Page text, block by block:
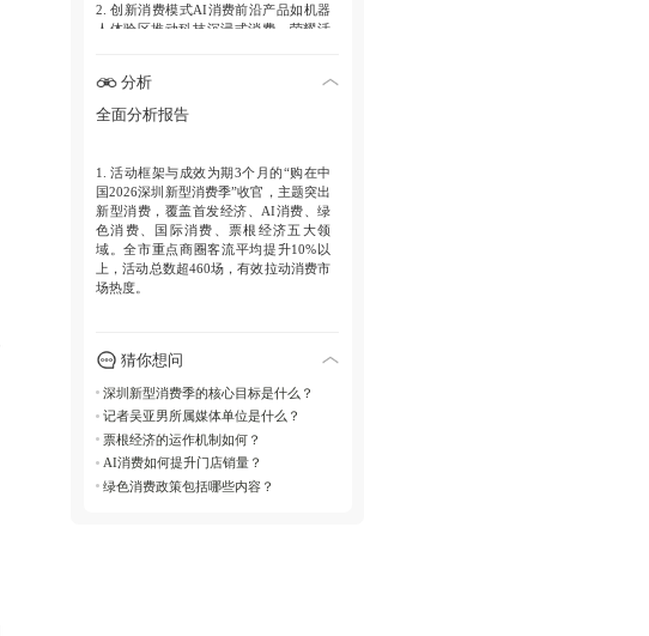
2.创新消费模式AI消费前沿产品如机器
人体验区推动科技沉浸式消费，荣耀活
策叠加有奖发票惠及万家。
优化措施含双语服务与离境退税提速，
南山区派发千万级入境消费券。
分析
全面分析报告
1.活动框架与成效为期3个月的“购在中
国2026深圳新型消费季”收官，主题突出
新型消费，覆盖首发经济、AI消费、绿
色消费、国际消费、票根经济五大领
域。全市重点商圈客流平均提升10%以
上，活动总数超460场，有效拉动消费市
场热度。
海壹方城咖啡活动4天吸引75万人次，客
汉堡节带动客流增68%。AI消费创新体
验，荣耀人形机器人活动提升门店客流
53%、销量70%。绿色消费与票根经济结
合，凭粤BA票根享折扣商户超5000家。
猜你想问
深圳新型消费季的核心目标是什么？
记者吴亚男所属媒体单位是什么？
票根经济的运作机制如何？
AI消费如何提升门店销量？
绿色消费政策包括哪些内容？